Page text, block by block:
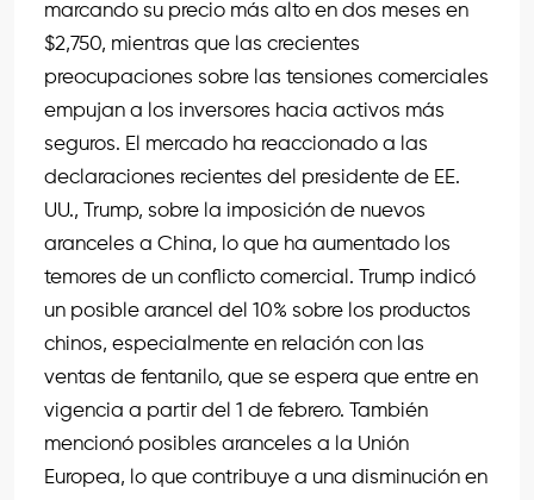
marcando su precio más alto en dos meses en
$2,750, mientras que las crecientes
preocupaciones sobre las tensiones comerciales
empujan a los inversores hacia activos más
seguros. El mercado ha reaccionado a las
declaraciones recientes del presidente de EE.
UU., Trump, sobre la imposición de nuevos
aranceles a China, lo que ha aumentado los
temores de un conflicto comercial. Trump indicó
un posible arancel del 10% sobre los productos
chinos, especialmente en relación con las
ventas de fentanilo, que se espera que entre en
vigencia a partir del 1 de febrero. También
mencionó posibles aranceles a la Unión
Europea, lo que contribuye a una disminución en